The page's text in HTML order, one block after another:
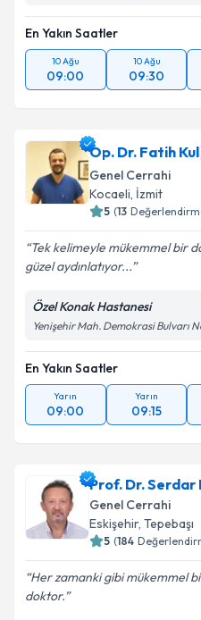
Takvim
En Yakın Saatler
10 Ağu
09:00
10 Ağu
09:30
Op. Dr. Fatih Kul
Genel Cerrahi
Kocaeli, İzmit
5 (13
Tek kelimeyle mükemmel bir
güzel aydınlatıyor...
Özel Konak Hastanesi
Yenişehir Mah. Demokrasi Bulvarı
En Yakın Saatler
Yarın
09:00
Yarın
09:15
Prof. Dr. Serdar
Genel Cerrahi
Eskişehir, Tepebaşı
5 (184
Her zamanki gibi mükemmel
doktor.